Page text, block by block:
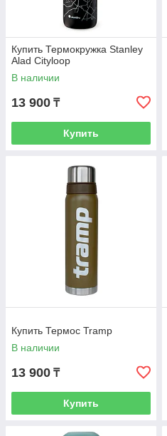
Купить Термокружка Stanley
Alad Cityloop
В наличии
13 900 ₸
Купить
Купить Термос Tramp
В наличии
13 900 ₸
Купить